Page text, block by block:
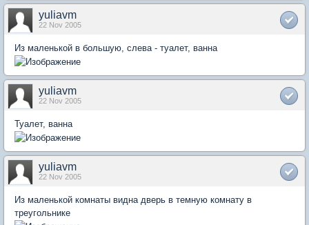
yuliavm
22 Nov 2005
Из маленькой в большую, слева - туалет, ванна
yuliavm
22 Nov 2005
Туалет, ванна
yuliavm
22 Nov 2005
Из маленькой комнаты видна дверь в темную комнату в
треугольнике